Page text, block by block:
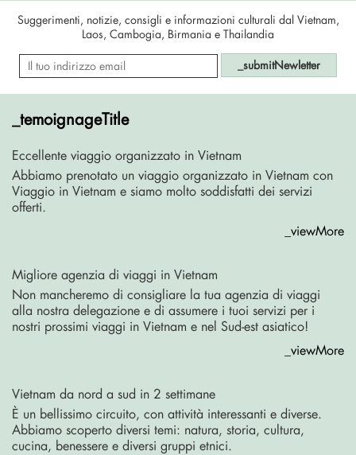
Suggerimenti, notizie, consigli e informazioni culturali dal Vietnam,
Laos, Cambogia, Birmania e Thailandia
_submitNewletter
_temoignageTitle
Eccellente viaggio organizzato in Vietnam
Abbiamo prenotato un viaggio organizzato in Vietnam con
Viaggio in Vietnam e siamo molto soddisfatti dei servizi
offerti.
_viewMore
Migliore agenzia di viaggi in Vietnam
Non mancheremo di consigliare la tua agenzia di viaggi
alla nostra delegazione e di assumere i tuoi servizi per i
nostri prossimi viaggi in Vietnam e nel Sud-est asiatico!
_viewMore
Vietnam da nord a sud in 2 settimane
È un bellissimo circuito, con attività interessanti e diverse.
Abbiamo scoperto diversi temi: natura, storia, cultura,
cucina, benessere e diversi gruppi etnici.